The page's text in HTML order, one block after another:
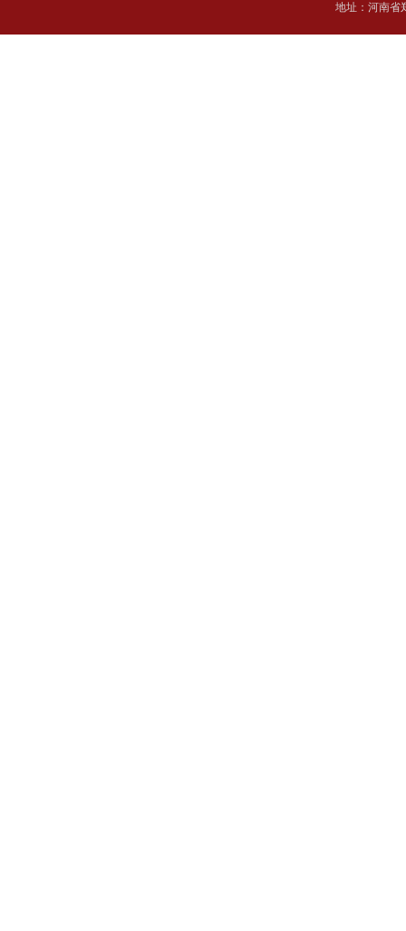
地址：河南省